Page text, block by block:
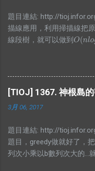
題目連結: http://
描線應用，利用掃描線把
線段樹，就可以做到 O(nlo
O(nlog
不然我原本是寫讓他存區
空節點上有困難，所以不
個，而顯然當你懶標記值
的長度，而沒有整段被覆
囉，不過仔細想想就會發
ALL(x) (x).begin(),
long lld; typedef pair<int,
second const int N =
[TIOJ] 1367. 神根島
3月 06, 2017
題目連結: http://
題目，greedy做就好了，
列次小乘以b數列次大的...